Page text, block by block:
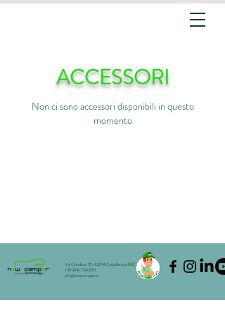
ACCESSORI
Non ci sono accessori disponibili in questo
momento
Via Cimabue, 37, 42014 Castellarano (RE)
+39 348-7290551
info@newcamper.it